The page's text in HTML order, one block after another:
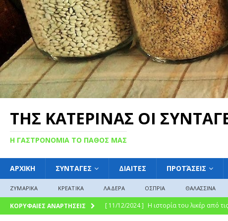
ΤΗΣ ΚΑΤΕΡΙΝΑΣ ΟΙ
Η ΓΑΣΤΡΟΝΟΜΙΑ ΤΟ ΠΑΘΟΣ ΜΑΣ
ΑΡΧΙΚΗ ΣΥΝΤΑΓΕΣ ΔΙΑΙΤΕΣ ΠΡΟΤΆΣΕΙΣ
ΖΥΜΑΡΙΚΑ ΚΡΕΑΤΙΚΑ ΛΑΔΕΡΑ ΟΣΠΡΙΑ ΘΑΛΑΣΣΙΝΑ
ΚΟΡΥΦΑΙΕΣ ΑΝΑΡΤΗΣΕΙΣ [ 11/12/2024 ] Η ιστορία του λικέρ από